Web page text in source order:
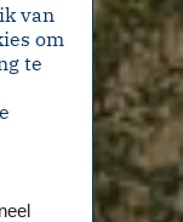
van
om
te